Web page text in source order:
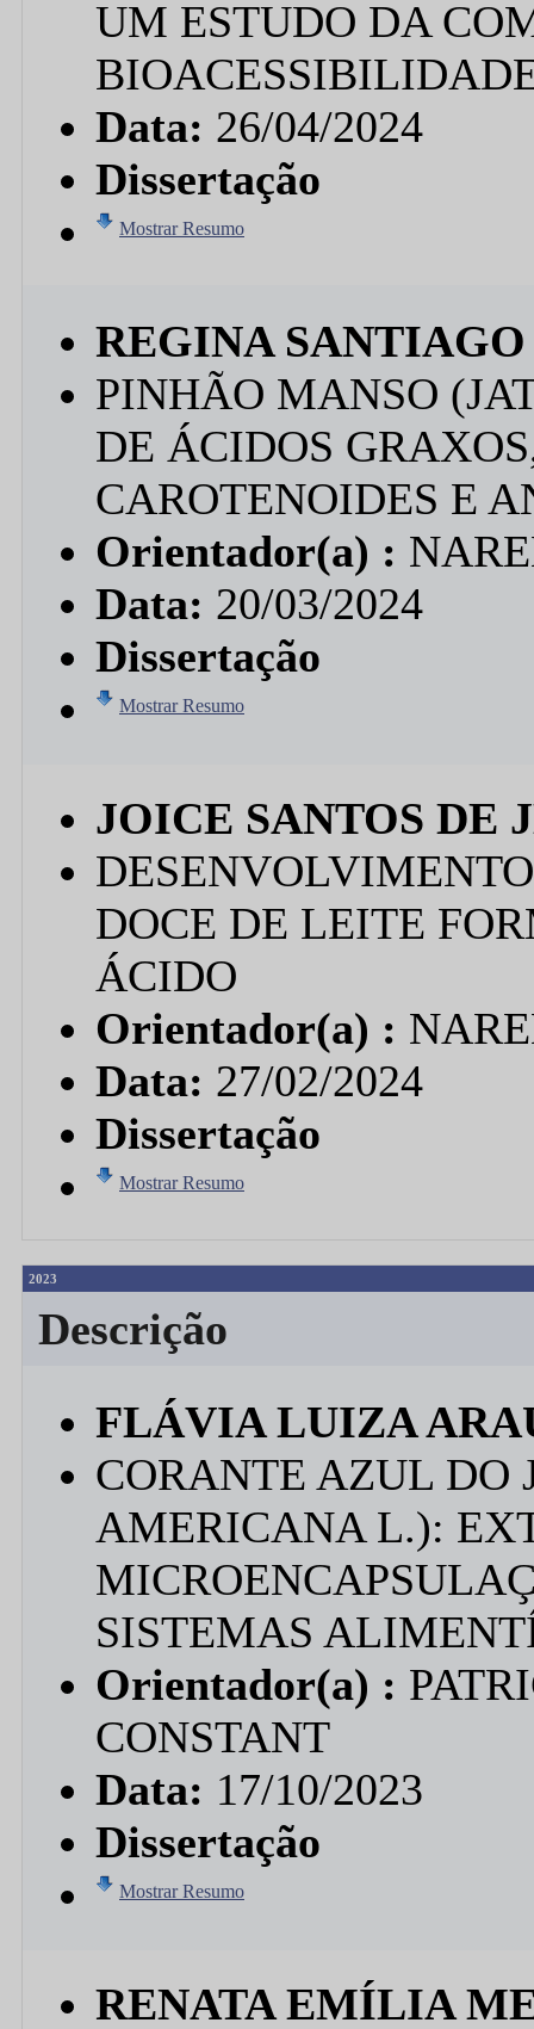
UM ESTUDO DA
Data: 26/04/2024
Dissertação
Mostrar Resumo
REGINA
PINHÃO MANSO
DE ÁCIDOS
CAROTENOIDES E
Orientador(a) :
Data: 20/03/2024
Dissertação
Mostrar Resumo
JOICE SANTOS DE
DOCE DE LEITE
ÁCIDO
Orientador(a) :
Data: 27/02/2024
Dissertação
Mostrar Resumo
2023
Descrição
FLÁVIA LUIZA
CORANTE AZUL DO
AMERICANA L.):
SISTEMAS
Orientador(a) :
CONSTANT
Data: 17/10/2023
Dissertação
Mostrar Resumo
RENATA EMÍLIA